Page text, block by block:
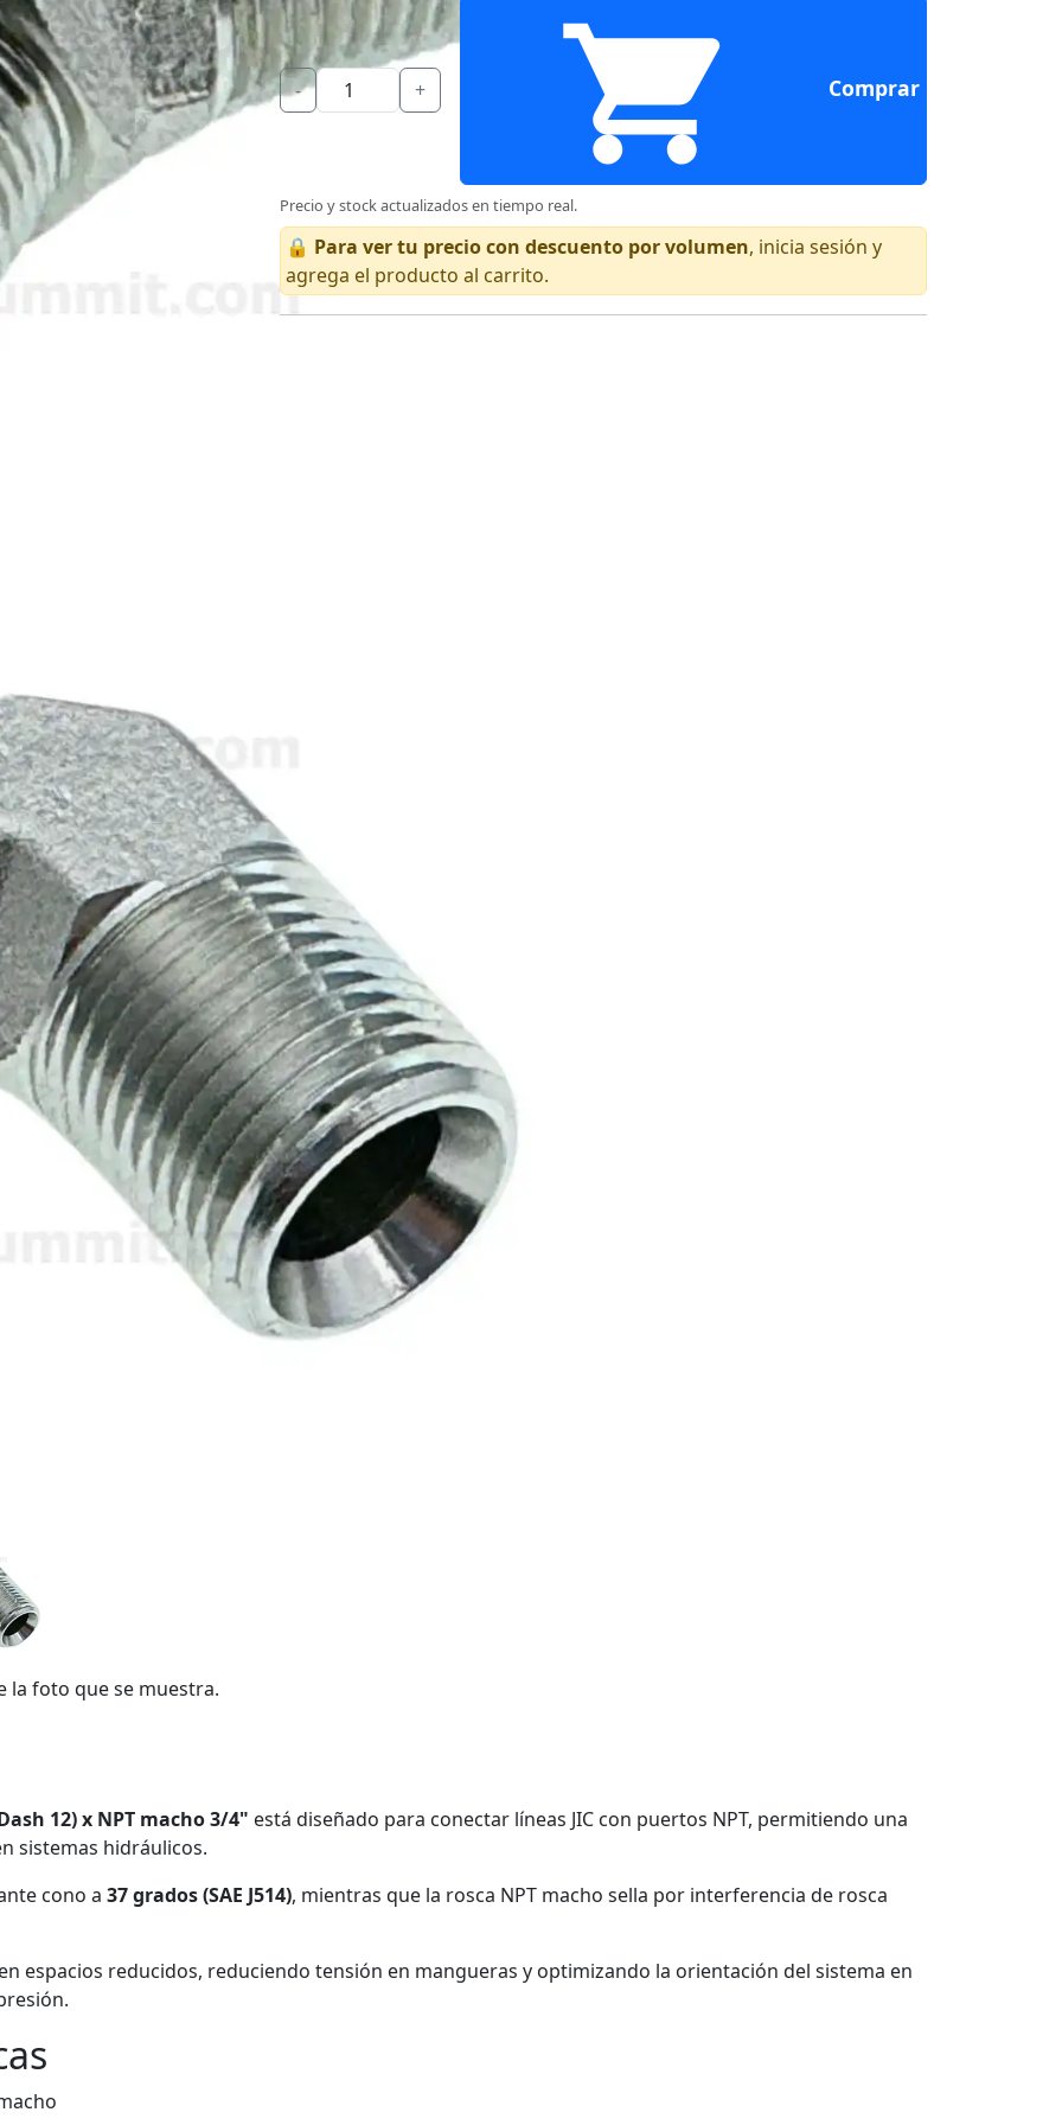
la foto que se muestra.
- + Comprar
Precio y stock actualizados en tiempo real.
🔒 Para ver tu precio con descuento por volumen, inicia sesión y
agrega el producto al carrito.
12) x NPT macho 3/4" está diseñado para conectar líneas JIC con puertos NPT, permitiendo una
sistemas hidráulicos.
cono a 37 grados (SAE J514), mientras que la rosca NPT macho sella por interferencia de rosca
espacios reducidos, reduciendo tensión en mangueras y optimizando la orientación del sistema en